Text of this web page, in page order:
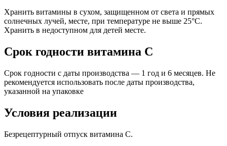
Хранить витамины в сухом, защищенном от света и прямых
солнечных лучей, месте, при температуре не выше 25°С.
Хранить в недоступном для детей месте.
Срок годности витамина C
Срок годности с даты производства — 1 год и 6 месяцев. Не
рекомендуется использовать после даты производства,
указанной на упаковке
Условия реализации
Безрецептурный отпуск витамина C.